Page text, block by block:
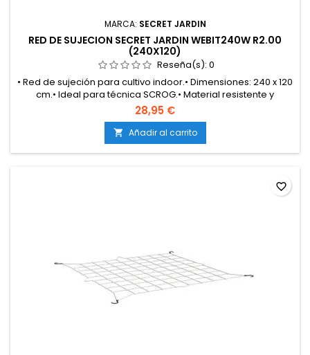
MARCA: SECRET JARDIN
RED DE SUJECION SECRET JARDIN WEBIT240W R2.00
(240X120)
Reseña(s): 0
• Red de sujeción para cultivo indoor.• Dimensiones: 240 x 120
cm.• Ideal para técnica SCROG.• Material resistente y
duradero.• Instalación fácil y rápida.
28,95 €
 Añadir al carrito
favorite_border